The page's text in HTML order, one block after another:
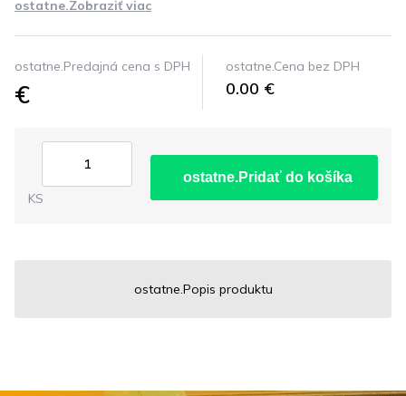
ostatne.Zobraziť viac
ostatne.Predajná cena s DPH
€
ostatne.Cena bez DPH
0.00 €
KS
ostatne.Pridať do košíka
ostatne.Popis produktu